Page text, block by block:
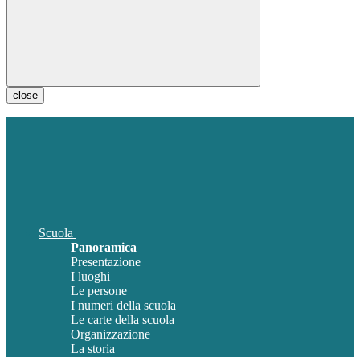
close
Scuola
Panoramica
Presentazione
I luoghi
Le persone
I numeri della scuola
Le carte della scuola
Organizzazione
La storia